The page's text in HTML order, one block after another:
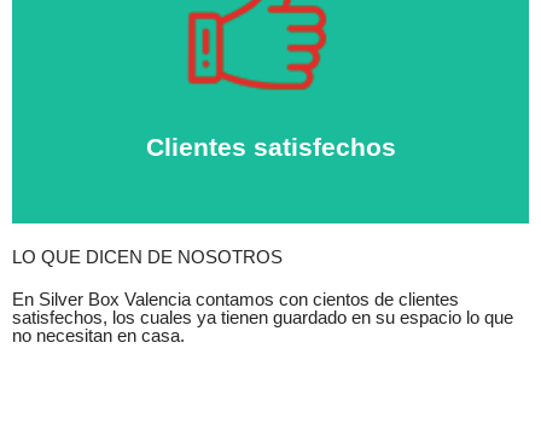
Clientes satisfechos
Clientes satisfechos
Nuestros clientes son lo primero. Las opiniones de
nuestros clientes avalan nuestro trabajo.
LO QUE DICEN DE NOSOTROS
En Silver Box Valencia contamos con cientos de clientes
satisfechos, los cuales ya tienen guardado en su espacio lo que
no necesitan en casa.